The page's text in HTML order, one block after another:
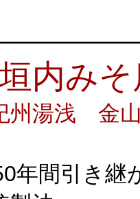
垣内みそ
州湯浅 金
年間引き継